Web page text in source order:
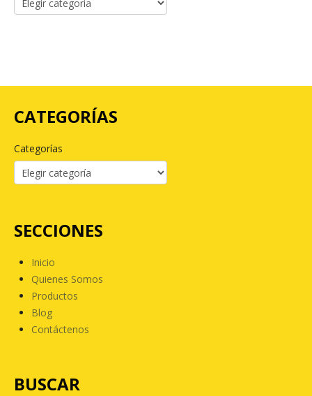
CATEGORÍAS
Categorías
SECCIONES
Inicio
Quienes Somos
Productos
Blog
Contáctenos
BUSCAR